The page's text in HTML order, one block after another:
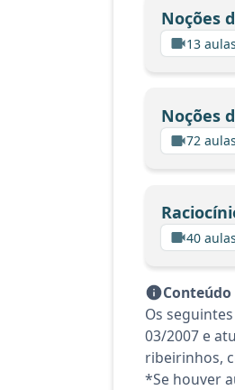
Noções
13 aulas
Noções
72 aulas
40 aulas
Os
03/2007 e
ribeirinhos,
*Se houver